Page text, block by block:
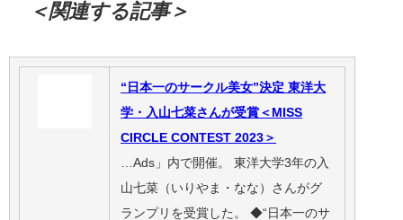
＜関連する記事＞
“日本一のサークル美女”決定 東洋大
学・入山七菜さんが受賞＜MISS
CIRCLE CONTEST 2023＞
…Ads」内で開催。 東洋大学3年の入
山七菜（いりやま・なな）さんがグ
ランプリを受賞した。 ◆“日本一のサ